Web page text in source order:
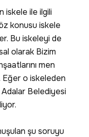
iskele ile ilgili
konusu iskele
Bu iskeleyi de
olarak Bizim
men
o iskeleden
Adalar Belediyesi
şu soruyu